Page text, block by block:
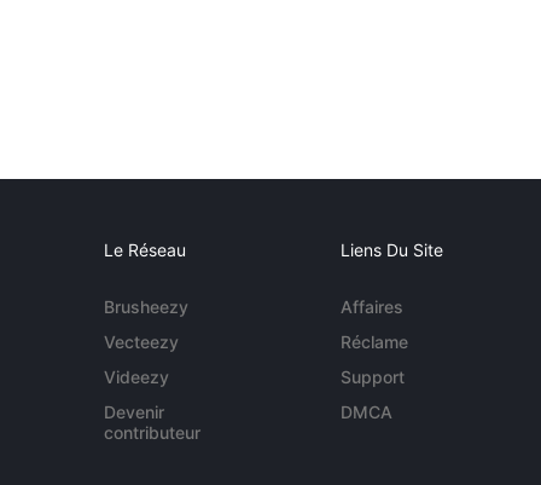
Le Réseau
Brusheezy
Vecteezy
Videezy
Devenir
contributeur
Liens Du Site
Affaires
Réclame
Support
DMCA